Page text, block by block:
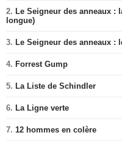
2. Le Seigneur des anneaux :
longue)
3. Le Seigneur des anneaux
4. Forrest Gump
5. La Liste de Schindler
6. La Ligne verte
7. 12 hommes en colère